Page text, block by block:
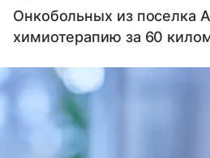
Онкобольных из поселка
химиотерапию за 60